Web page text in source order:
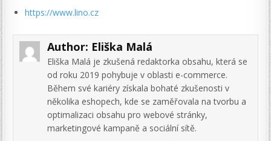
https://www.lino.cz
Author: Eliška Malá
Eliška Malá je zkušená redaktorka obsahu, která se
od roku 2019 pohybuje v oblasti e-commerce.
Během své kariéry získala bohaté zkušenosti v
několika eshopech, kde se zaměřovala na tvorbu a
optimalizaci obsahu pro webové stránky,
marketingové kampaně a sociální sítě.